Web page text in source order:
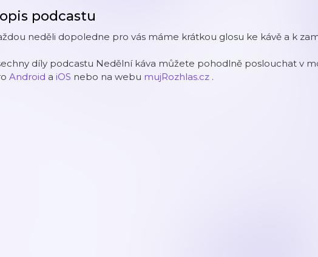
podcastu
neděli dopoledne pro vás máme krátkou glosu ke kávě a k
díly podcastu Nedělní káva můžete pohodlně poslouchat v
Android a iOS nebo na webu mujRozhlas.cz .